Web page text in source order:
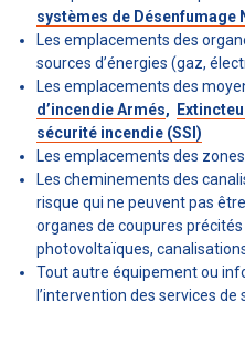
systèmes de Désenfumage
Les emplacements des
sources d’énergies (gaz,
Les emplacements des
d’incendie Armés,
sécurité incendie (SSI)
Les emplacements des
Les cheminements des
risque qui ne peuvent pas
organes de coupures
photovoltaïques,
Tout autre équipement ou
l’intervention des services de